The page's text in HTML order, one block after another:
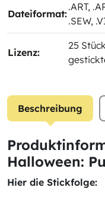
Dateiformat:
.ART,
.SEW,
Lizenz:
25
Beschreibung
Halloween:
Hier die Stickfolge: